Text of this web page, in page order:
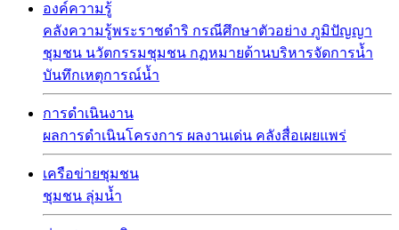
องค์ความรู้
คลังความรู้พระราชดำริ กรณีศึกษาตัวอย่าง ภูมิปัญญา
ชุมชน นวัตกรรมชุมชน กฏหมายด้านบริหารจัดการน้ำ
บันทึกเหตุการณ์น้ำ
การดำเนินงาน
ผลการดำเนินโครงการ ผลงานเด่น คลังสื่อเผยแพร่
เครือข่ายชุมชน
ชุมชน ลุ่มน้ำ